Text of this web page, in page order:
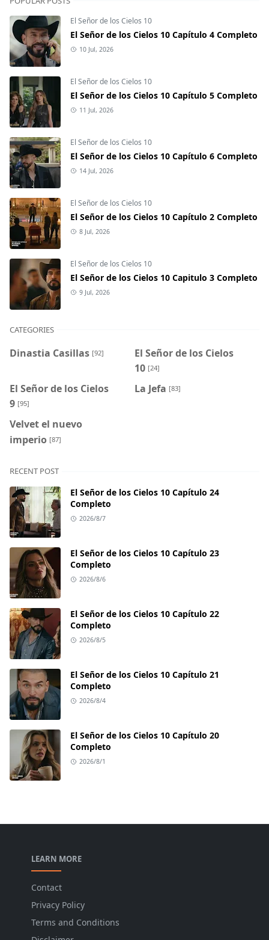
El Señor de los Cielos 10
El Señor de los Cielos 10 Capítulo 4 Completo
10 Jul, 2026
El Señor de los Cielos 10
El Señor de los Cielos 10 Capítulo 5 Completo
11 Jul, 2026
El Señor de los Cielos 10
El Señor de los Cielos 10 Capítulo 6 Completo
14 Jul, 2026
El Señor de los Cielos 10
El Señor de los Cielos 10 Capítulo 2 Completo
8 Jul, 2026
El Señor de los Cielos 10
El Señor de los Cielos 10 Capitulo 3 Completo
9 Jul, 2026
CATEGORIES
Dinastia Casillas [92]
El Señor de los Cielos
10 [24]
El Señor de los Cielos
9 [95]
La Jefa [83]
Velvet el nuevo
imperio [87]
RECENT POST
El Señor de los Cielos 10 Capítulo 24
Completo
2026/8/7
El Señor de los Cielos 10 Capítulo 23
Completo
2026/8/6
El Señor de los Cielos 10 Capítulo 22
Completo
2026/8/5
El Señor de los Cielos 10 Capítulo 21
Completo
2026/8/4
El Señor de los Cielos 10 Capítulo 20
Completo
2026/8/1
LEARN MORE
Contact
Privacy Policy
Terms and Conditions